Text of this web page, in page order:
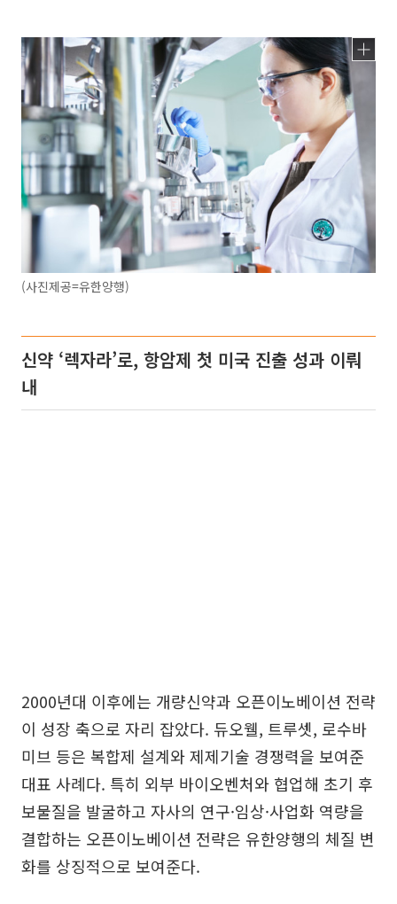
(사진제공=유한양행)
신약 ‘렉자라’로, 항암제 첫 미국 진출 성과 이뤄
내
2000년대 이후에는 개량신약과 오픈이노베이션 전략
이 성장 축으로 자리 잡았다. 듀오웰, 트루셋, 로수바
미브 등은 복합제 설계와 제제기술 경쟁력을 보여준
대표 사례다. 특히 외부 바이오벤처와 협업해 초기 후
보물질을 발굴하고 자사의 연구·임상·사업화 역량을
결합하는 오픈이노베이션 전략은 유한양행의 체질 변
화를 상징적으로 보여준다.